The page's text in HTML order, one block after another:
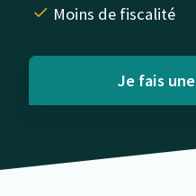
Moins de fiscalité
Je fais